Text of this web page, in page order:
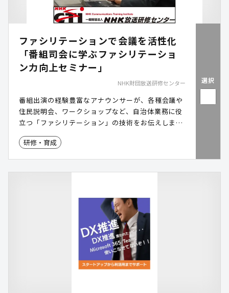
ファシリテーションで会議を活性化
「番組司会に学ぶファシリテーショ
ン力向上セミナー」
NHK財団放送研修センター
番組出演の経験豊富なアナウンサーが、各種会議や
住民説明会、ワークショップなど、自治体業務に役
立つ「ファシリテーション」の技術をお伝えしま
す。
研修・育成
選択